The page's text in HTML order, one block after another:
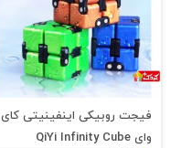
فیجت روبیکی اینفینیتی کای
وای QiYi Infinity Cube